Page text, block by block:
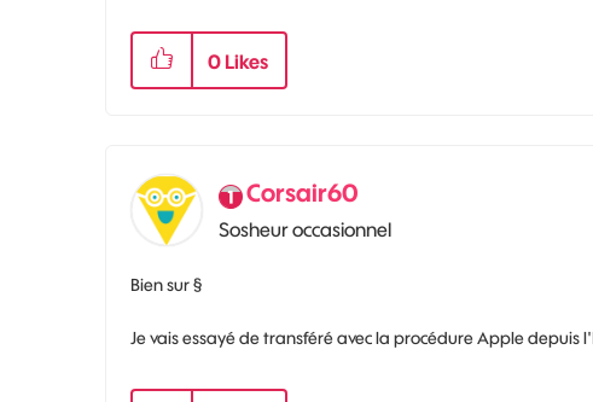
0 Likes
Corsair60
Sosheur occasionnel
Bien sur §
Je vais essayé de transféré avec la procédure Apple depuis